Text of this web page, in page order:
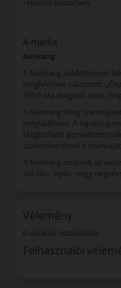
• Hosszú élettartam
A márka
Nankang
A Nankang küldetésének
megfelelően választott:
1959 óta dolgozik azon,
A Nankang főleg
megtalálható. A tajvani
Megbízható
szakembereinek a munkáját.
A Nankang azoknak az
szó téli-, nyári- vagy
Vélemény
0 vásárlói hozzászólás
Felhasználói